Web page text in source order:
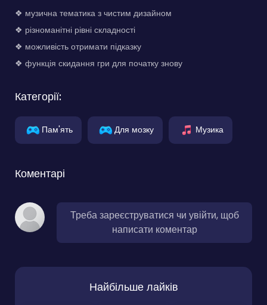
❖ музична тематика з чистим дизайном
❖ різноманітні рівні складності
❖ можливість отримати підказку
❖ функція скидання гри для початку знову
Категорії:
Пам'ять Для мозку Музика
Коментарі
Треба зареєструватися чи увійти, щоб
написати коментар
Найбільше лайків